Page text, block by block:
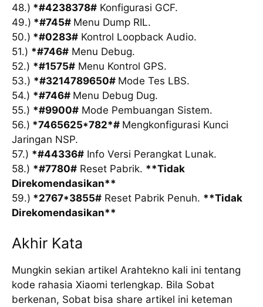
48.) *#4238378# Konfigurasi GCF.
49.) *#745# Menu Dump RIL.
50.) *#0283# Kontrol Loopback Audio.
51.) *#746# Menu Debug.
52.) *#1575# Menu Kontrol GPS.
53.) *#3214789650# Mode Tes LBS.
54.) *#746# Menu Debug Dug.
55.) *#9900# Mode Pembuangan Sistem.
56.) *7465625*782*# Mengkonfigurasi Kunci
Jaringan NSP.
57.) *#44336# Info Versi Perangkat Lunak.
58.) *#7780# Reset Pabrik. **Tidak
Direkomendasikan**
59.) *2767*3855# Reset Pabrik Penuh. **Tidak
Direkomendasikan**
Akhir Kata
Mungkin sekian artikel Arahtekno kali ini tentang
kode rahasia Xiaomi terlengkap. Bila Sobat
berkenan, Sobat bisa share artikel ini keteman